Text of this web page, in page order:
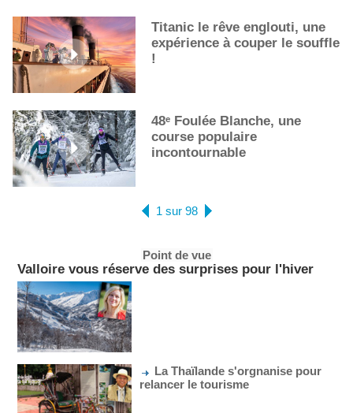
Titanic le rêve englouti, une
expérience à couper le souffle
!
48ᵉ Foulée Blanche, une
course populaire
incontournable
1 sur 98
Point de vue
Valloire vous réserve des surprises pour l'hiver
La Thaïlande s'orgnanise pour
relancer le tourisme